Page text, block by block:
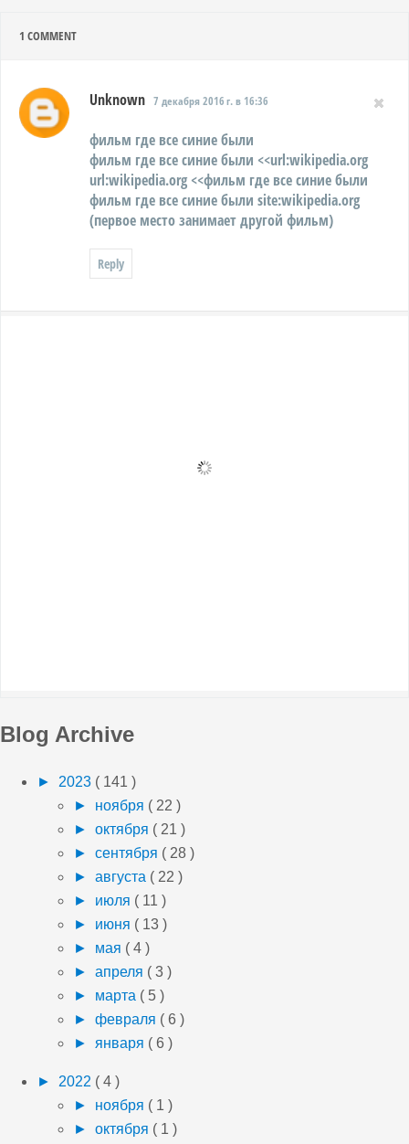
1 COMMENT
Unknown 7 декабря 2016 г. в 16:36
фильм где все синие были
фильм где все синие были <<url:wikipedia.org
url:wikipedia.org <<фильм где все синие были
фильм где все синие были site:wikipedia.org
(первое место занимает другой фильм)
Reply
Blog Archive
► 2023 ( 141 )
► ноября ( 22 )
► октября ( 21 )
► сентября ( 28 )
► августа ( 22 )
► июля ( 11 )
► июня ( 13 )
► мая ( 4 )
► апреля ( 3 )
► марта ( 5 )
► февраля ( 6 )
► января ( 6 )
► 2022 ( 4 )
► ноября ( 1 )
► октября ( 1 )